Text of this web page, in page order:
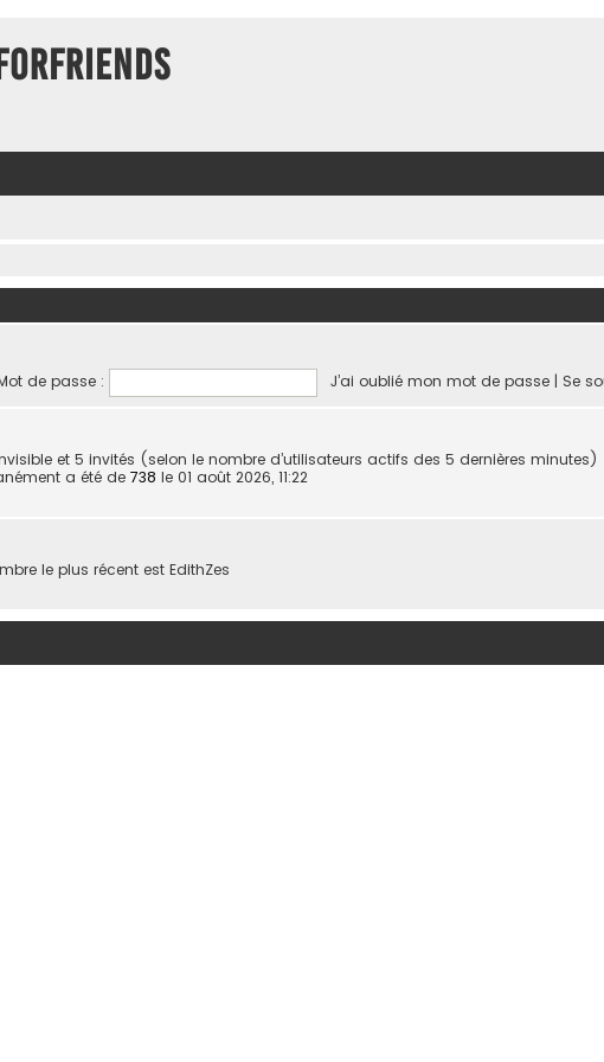
de passe : J’ai oublié mon mot de passe | Se
et 5 invités (selon le nombre d’utilisateurs actifs des 5 dernières minutes)
a été de 738 le 01 août 2026, 11:22
le plus récent est EdithZes